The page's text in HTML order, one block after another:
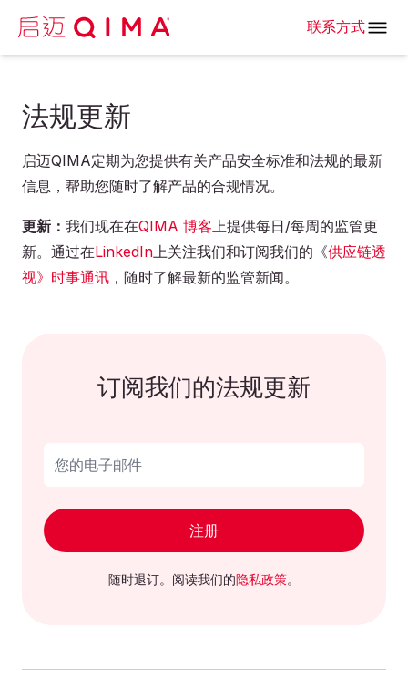
联系方式
法规更新
启迈QIMA定期为您提供有关产品安全标准和法规的最新
信息，帮助您随时了解产品的合规情况。
更新： 我们现在在QIMA 博客上提供每日/每周的监管更
新。通过在LinkedIn上关注我们和订阅我们的《供应链透
视》时事通讯 ，随时了解最新的监管新闻。
订阅我们的法规更新
注册
随时退订。阅读我们的隐私政策。